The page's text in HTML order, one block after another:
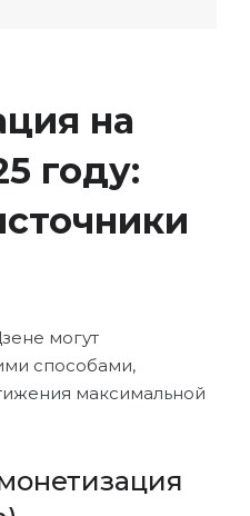
на
году:
могут
способами,
максимальной